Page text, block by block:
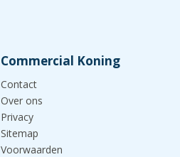
Commercial Koning
Contact
Over ons
Privacy
Sitemap
Voorwaarden